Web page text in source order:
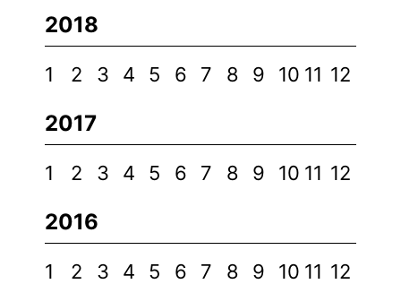
2018
1 2 3 4 5 6 7 8 9 10 11 12
2017
1 2 3 4 5 6 7 8 9 10 11 12
2016
1 2 3 4 5 6 7 8 9 10 11 12